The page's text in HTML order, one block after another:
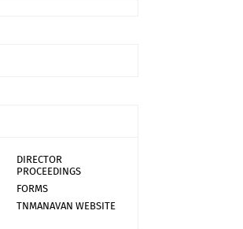
DIRECTOR
PROCEEDINGS
FORMS
TNMANAVAN WEBSITE